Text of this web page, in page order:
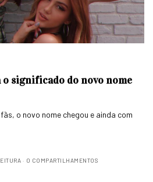
significado do novo nome
o novo nome chegou e ainda com
0 COMPARTILHAMENTOS